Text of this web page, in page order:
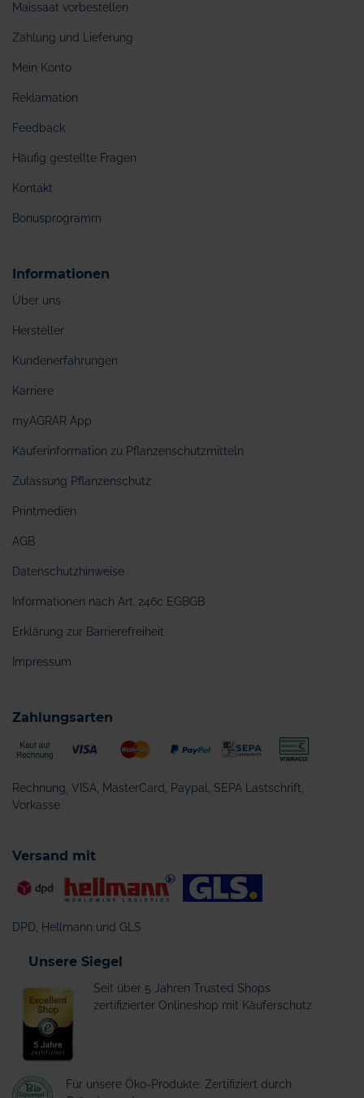
Maissaat vorbestellen
Zahlung und Lieferung
Mein Konto
Reklamation
Feedback
Häufig gestellte Fragen
Kontakt
Bonusprogramm
Informationen
Über uns
Hersteller
Kundenerfahrungen
Karriere
myAGRAR App
Käuferinformation zu Pflanzenschutzmitteln
Zulassung Pflanzenschutz
Printmedien
AGB
Datenschutzhinweise
Informationen nach Art. 246c EGBGB
Erklärung zur Barrierefreiheit
Impressum
Zahlungsarten
Rechnung, VISA, MasterCard, Paypal, SEPA Lastschrift,
Vorkasse
Versand mit
DPD, Hellmann und GLS
Unsere Siegel
Seit über 5 Jahren Trusted Shops
zertifizierter Onlineshop mit Käuferschutz
Für unsere Öko-Produkte: Zertifiziert durch